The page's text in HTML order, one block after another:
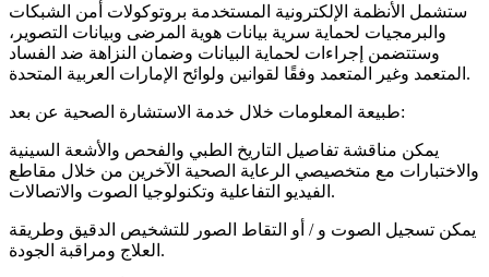
ستشمل الأنظمة الإلكترونية المستخدمة بروتوكولات أمن الشبكات
والبرمجيات لحماية سرية بيانات هوية المرضى وبيانات التصوير،
وستتضمن إجراءات لحماية البيانات وضمان النزاهة ضد الفساد
المتعمد وغير المتعمد وفقًا لقوانين ولوائح الإمارات العربية المتحدة.
طبيعة المعلومات خلال خدمة الاستشارة الصحية عن بعد:
يمكن مناقشة تفاصيل التاريخ الطبي والفحص والأشعة السينية
والاختبارات مع متخصيصي الرعاية الصحية الآخرين من خلال مقاطع
الفيديو التفاعلية وتكنولوجيا الصوت والاتصالات.
يمكن تسجيل الصوت و / أو التقاط الصور للتشخيص الدقيق وطريقة
العلاج ومراقبة الجودة.